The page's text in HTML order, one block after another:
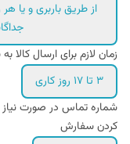
از طریق باربری و یا
زمان لازم برای ارسال کالا
۳ تا ۱۷ روز کاری
شماره تماس در صورت نیاز
کردن سفارش